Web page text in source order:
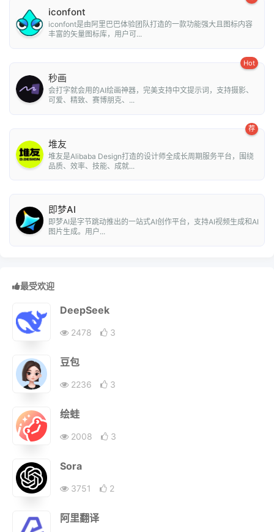
iconfont
iconfont是由阿里巴巴体验团队打造的一款功能强大且图标内容
丰富的矢量图标库，用户可...
Hot
秒画
会打字就会用的AI绘画神器，完美支持中文提示词，支持摄影、
可爱、精致、赛博朋克、...
荐
堆友
堆友是Alibaba Design打造的设计师全成长周期服务平台，围绕
品质、效率、技能、成就...
即梦AI
即梦AI是字节跳动推出的一站式AI创作平台，支持AI视频生成和AI
图片生成。用户...
最受欢迎
DeepSeek
2478 3
豆包
2236 3
绘蛙
2008 3
Sora
3751 2
阿里翻译